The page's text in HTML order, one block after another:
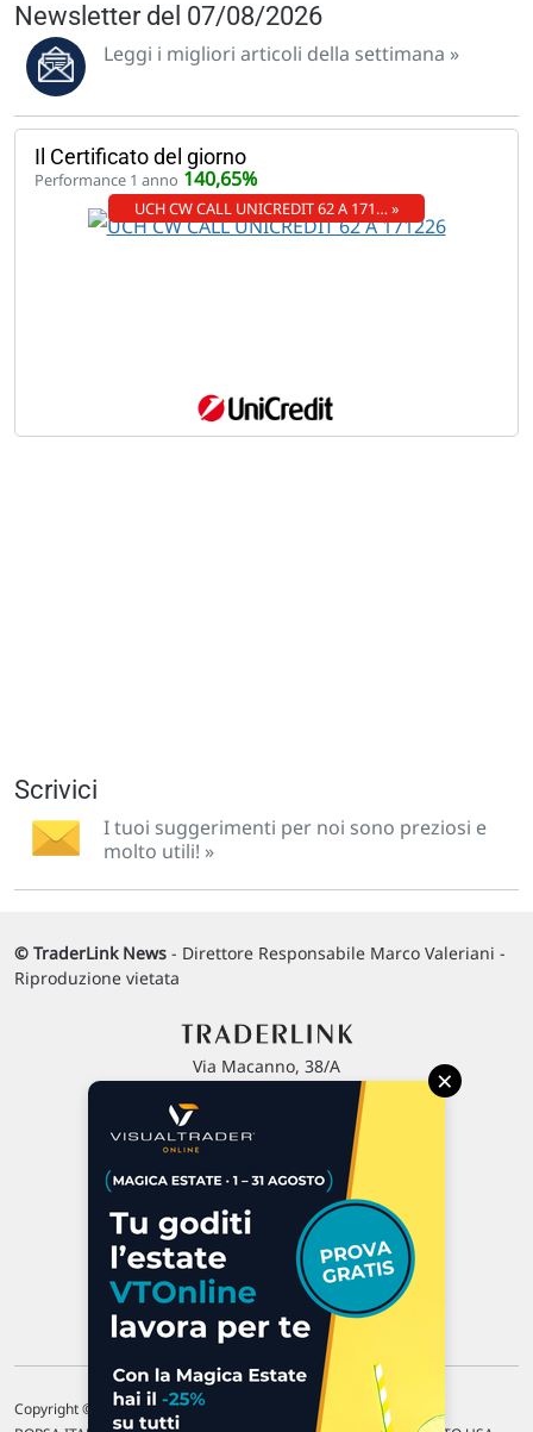
Newsletter del 07/08/2026
Leggi i migliori articoli della settimana »
Il Certificato del giorno
Performance 1 anno 140,65%
UCH CW CALL UNICREDIT 62 A 171… »
Scrivici
I tuoi suggerimenti per noi sono preziosi e
molto utili! »
© TraderLink News - Direttore Responsabile Marco Valeriani -
Riproduzione vietata
Via Macanno, 38/A
P.IVA 02 452 460 401
Chi siamo
Commenti e segnalazioni
Contattaci
Copyright © 1996-2026 Traderlink Italia s.r.l.
×